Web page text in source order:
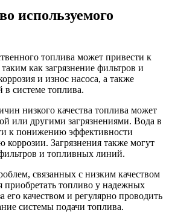
используемого
топлива может привести к
как загрязнение фильтров и
и износ насоса, а также
в системе топлива.
низкого качества топлива может
или другими загрязнениями. Вода в
к понижению эффективности
коррозии. Загрязнения также могут
и топливных линий.
связанных с низким качеством
приобретать топливо у надежных
его качеством и регулярно проводить
системы подачи топлива.